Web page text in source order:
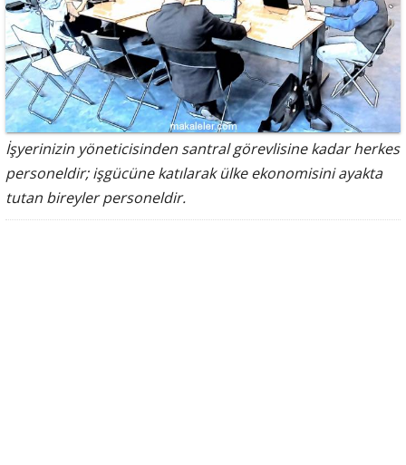
İşyerinizin yöneticisinden santral görevlisine kadar herkes
personeldir; işgücüne katılarak ülke ekonomisini ayakta
tutan bireyler personeldir.